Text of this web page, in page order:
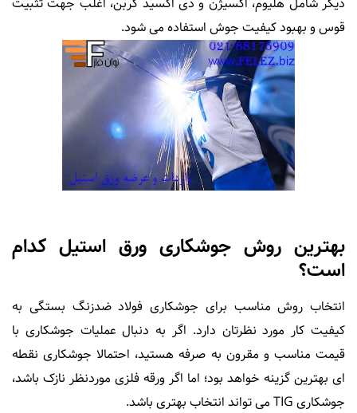
قوس و بهبود کیفیت جوش استفاده می شود.
بهترین روش جوشکاری ورق استیل کدام
است؟
انتخاب روش مناسب برای جوشکاری فولاد ضدزنگ بستگی به
کیفیت کار مورد نظرتان دارد. اگر به دنبال عملیات جوشکاری با
قیمت مناسب و مقرون به صرفه هستید، احتمالا جوشکاری نقطه
ای بهترین گزینه خواهد بود؛ اما اگر ورقه فلزی موردنظر نازک باشد،
جوشکاری TIG می تواند انتخاب بهتری باشد.